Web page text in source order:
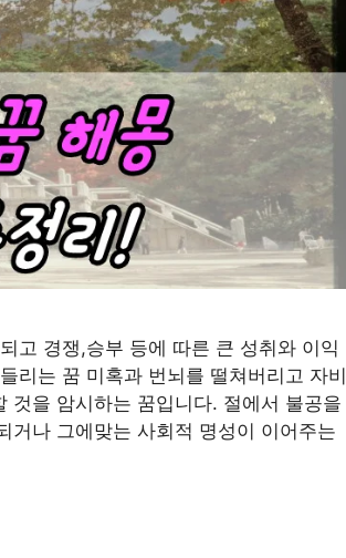
고 경쟁,승부 등에 따른 큰 성취와 이익
리는 꿈 미혹과 번뇌를 떨쳐버리고 자비
것을 암시하는 꿈입니다. 절에서 불공을
거나 그에맞는 사회적 명성이 이어주는